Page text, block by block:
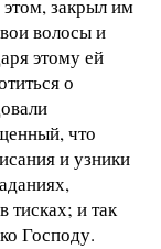
закрыл им
волосы и
этому ей
о
что
и узники
тисках; и так
Господу.